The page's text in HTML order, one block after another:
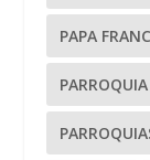
PAPA